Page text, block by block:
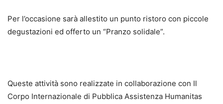
Per l’occasione sarà allestito un punto ristoro con piccole
degustazioni ed offerto un “Pranzo solidale”.
Queste attività sono realizzate in collaborazione con Il
Corpo Internazionale di Pubblica Assistenza Humanitas